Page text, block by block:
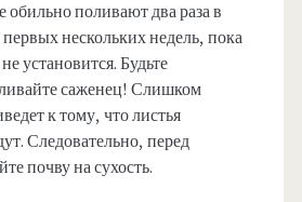
обильно поливают два раза в
нескольких недель, пока
установится. Будьте
саженец! Слишком
к тому, что листья
Следовательно, перед
почву на сухость.